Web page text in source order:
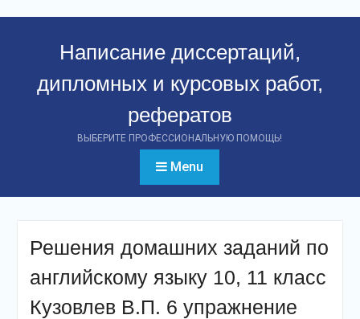
Написание диссертаций,
дипломных и курсовых работ,
рефератов
ВЫБЕРИТЕ ПРОФЕССИОНАЛЬНУЮ ПОМОЩЬ!
Menu
Решения домашних заданий по
английскому языку 10, 11 класс
Кузовлев В.П. 6 упражнение